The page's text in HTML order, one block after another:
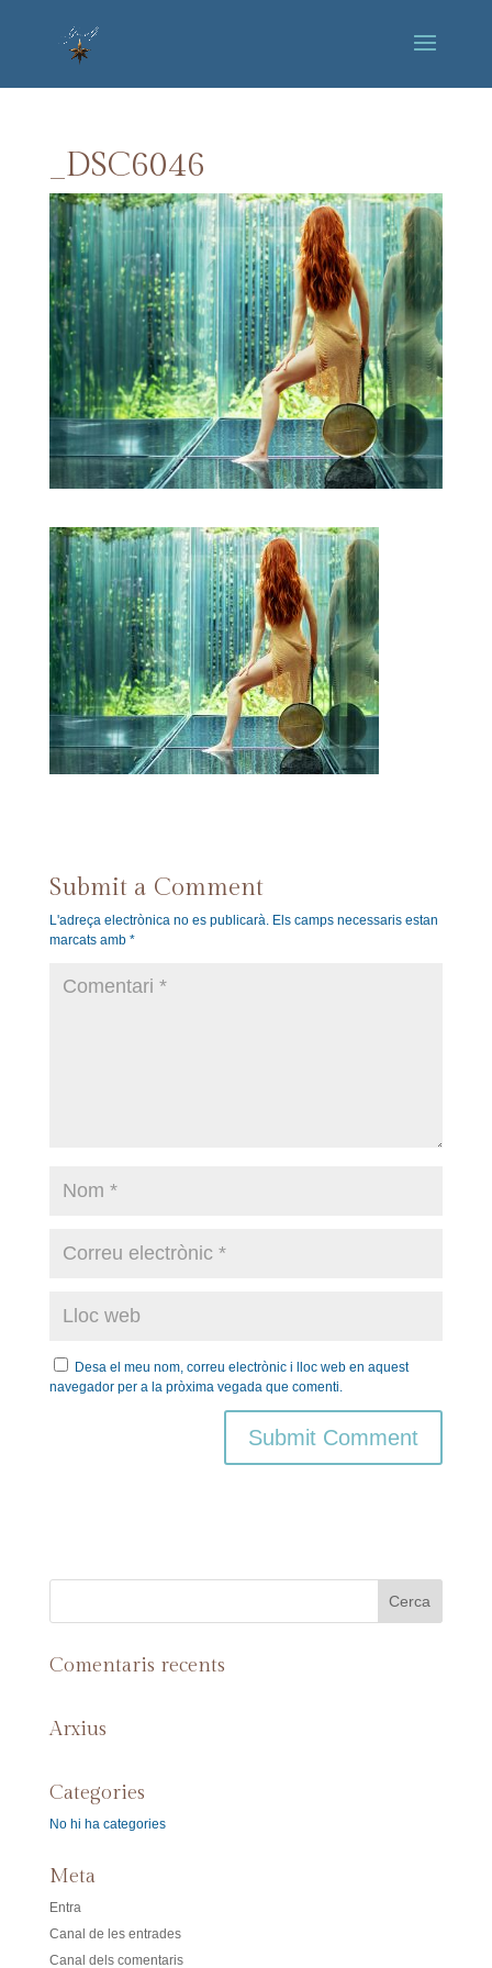
_DSC6046
Submit a Comment
L'adreça electrònica no es publicarà. Els camps necessaris estan
marcats amb *
Desa el meu nom, correu electrònic i lloc web en aquest
navegador per a la pròxima vegada que comenti.
Comentaris recents
Arxius
Categories
No hi ha categories
Meta
Entra
Canal de les entrades
Canal dels comentaris